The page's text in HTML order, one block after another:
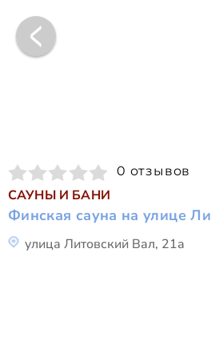
0 отзывов
САУНЫ И БАНИ
Финская сауна на улице Ли
улица Литовский Вал, 21а